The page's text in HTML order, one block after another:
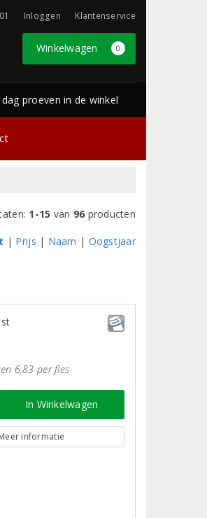
Inloggen Klantenservice
Winkelwagen 0
dag proeven in de winkel
1-15 van 96 producten
| Prijs | Naam | Oogstjaar
6,83 per fles
In Winkelwagen
informatie